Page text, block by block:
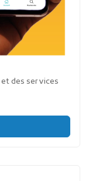
des services